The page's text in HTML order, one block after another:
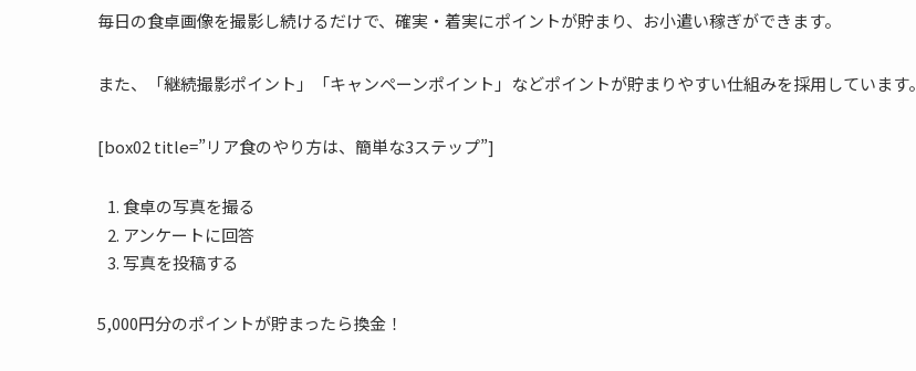
毎日の食卓画像を撮影し続けるだけで、確実・着実にポイントが貯まり、お小遣い稼ぎができます。
また、「継続撮影ポイント」「キャンペーンポイント」などポイントが貯まりやすい仕組みを採用しています。
[box02 title=”リア食のやり方は、簡単な3ステップ”]
食卓の写真を撮る
アンケートに回答
写真を投稿する
5,000円分のポイントが貯まったら換金！